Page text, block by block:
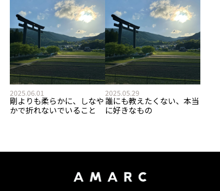
2025.06.01
剛よりも柔らかに、しなや
かで折れないでいること
2025.05.29
誰にも教えたくない、本当
に好きなもの